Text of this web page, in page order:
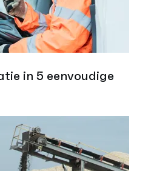
in 5 eenvoudige